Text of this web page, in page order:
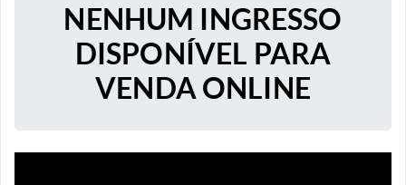
NENHUM INGRESSO
DISPONÍVEL PARA
VENDA ONLINE